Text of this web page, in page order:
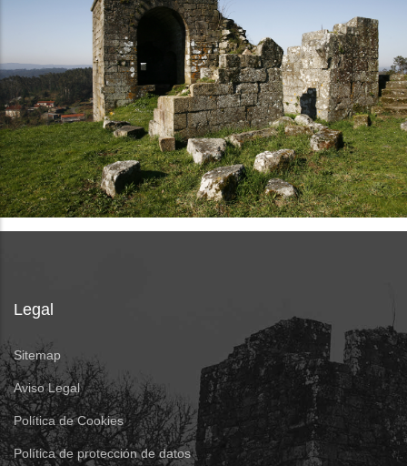
Legal
Sitemap
Aviso Legal
Política de Cookies
Política de protección de datos